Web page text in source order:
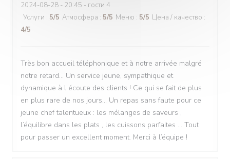
2024-08-28 - 20:45 - гости 4
Услуги : 5/5 Атмосфера : 5/5 Меню : 5/5 Цена / качество :
4/5
Très bon accueil téléphonique et à notre arrivée malgré
notre retard… Un service jeune, sympathique et
dynamique à l écoute des clients ! Ce qui se fait de plus
en plus rare de nos jours… Un repas sans faute pour ce
jeune chef talentueux : les mélanges de saveurs ,
l’équilibre dans les plats , les cuissons parfaites … Tout
pour passer un excellent moment. Merci à l’équipe !